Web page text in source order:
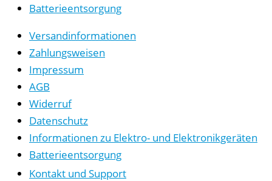
Batterieentsorgung
Versandinformationen
Zahlungsweisen
Impressum
AGB
Widerruf
Datenschutz
Informationen zu Elektro- und Elektronikgeräten
Batterieentsorgung
Kontakt und Support